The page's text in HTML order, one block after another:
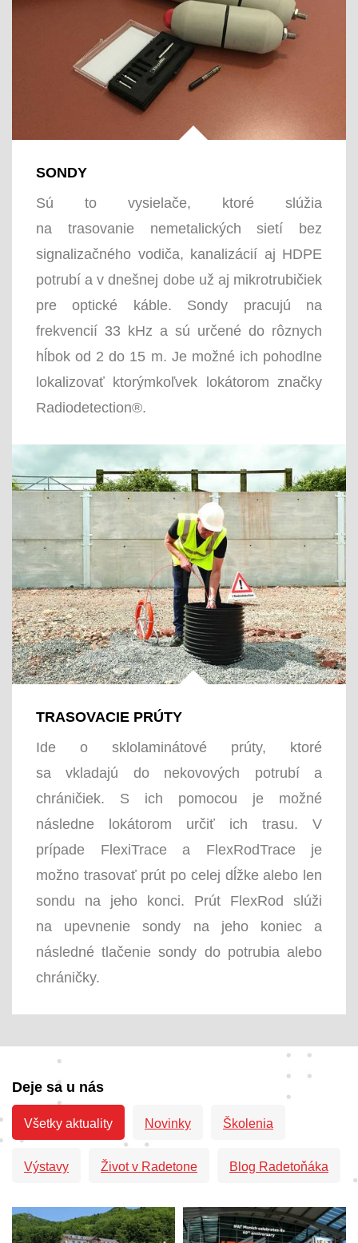
SONDY
Sú to vysielače, ktoré slúžia
na trasovanie nemetalických sietí bez
signalizačného vodiča, kanalizácií aj HDPE
potrubí a v dnešnej dobe už aj mikrotrubičiek
pre optické káble. Sondy pracujú na
frekvencií 33 kHz a sú určené do rôznych
hĺbok od 2 do 15 m. Je možné ich pohodlne
lokalizovať ktorýmkoľvek lokátorom značky
Radiodetection®.
TRASOVACIE PRÚTY
Ide o sklolaminátové prúty, ktoré
sa vkladajú do nekovových potrubí a
chráničiek. S ich pomocou je možné
následne lokátorom určiť ich trasu. V
prípade FlexiTrace a FlexRodTrace je
možno trasovať prút po celej dĺžke alebo len
sondu na jeho konci. Prút FlexRod slúži
na upevnenie sondy na jeho koniec a
následné tlačenie sondy do potrubia alebo
chráničky.
Deje sa u nás
Všetky aktuality Novinky Školenia
Výstavy Život v Radetone Blog Radetoňáka